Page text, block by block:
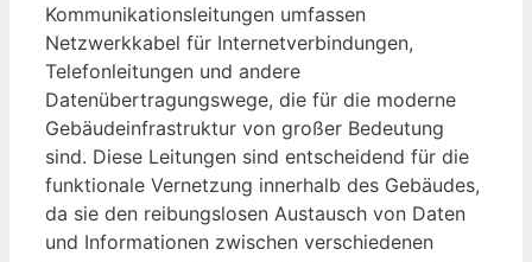
Kommunikationsleitungen umfassen
Netzwerkkabel für Internetverbindungen,
Telefonleitungen und andere
Datenübertragungswege, die für die moderne
Gebäudeinfrastruktur von großer Bedeutung
sind. Diese Leitungen sind entscheidend für die
funktionale Vernetzung innerhalb des Gebäudes,
da sie den reibungslosen Austausch von Daten
und Informationen zwischen verschiedenen